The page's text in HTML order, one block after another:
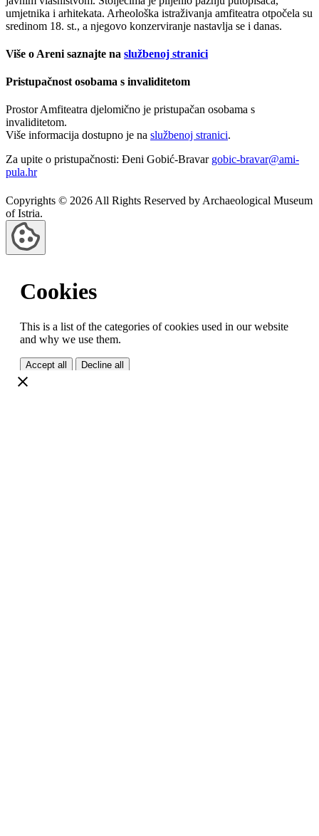
umjetnika i arhitekata. Arheološka istraživanja amfiteatra otpočela su
sredinom 18. st., a njegovo konzerviranje nastavlja se i danas.
Više o Areni saznajte na službenoj stranici
Pristupačnost osobama s invaliditetom
Prostor Amfiteatra djelomično je pristupačan osobama s
invaliditetom.
Više informacija dostupno je na službenoj stranici.
Za upite o pristupačnosti: Đeni Gobić-Bravar gobic-bravar@ami-
pula.hr
Copyrights © 2026 All Rights Reserved by Archaeological Museum
of Istria.